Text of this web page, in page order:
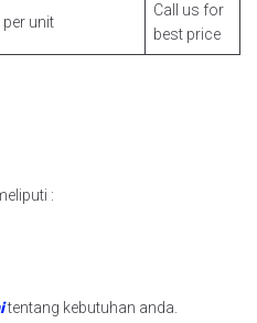
unit
Call us for
best price
:
tentang kebutuhan anda.